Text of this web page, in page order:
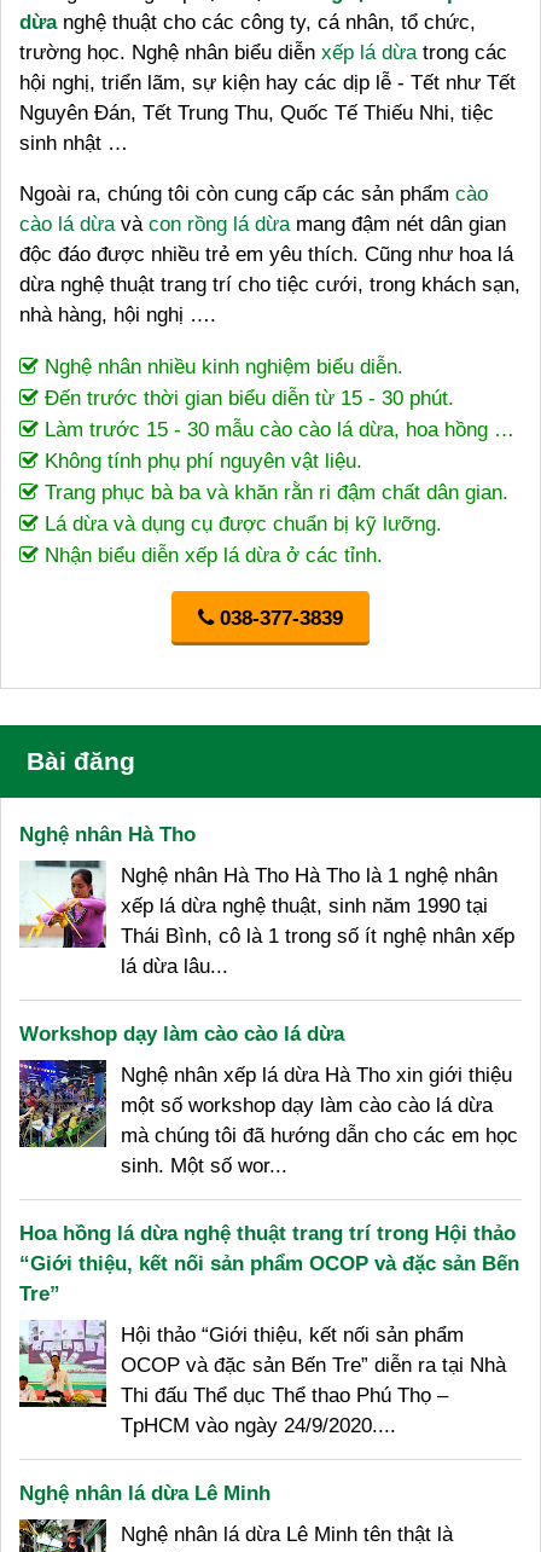
dừanghệ thuật cho các công ty, cá nhân, tổ chức,
trường học. Nghệ nhân biểu diễn xếp lá dừatrong các
hội nghị, triển lãm, sự kiện hay các dịp lễ - Tết như Tết
Nguyên Đán, Tết Trung Thu, Quốc Tế Thiếu Nhi, tiệc
sinh nhật …
Ngoài ra, chúng tôi còn cung cấp các sản phẩm cào
cào lá dừavà con rồng lá dừamang đậm nét dân gian
độc đáo được nhiều trẻ em yêu thích. Cũng như hoa lá
dừa nghệ thuật trang trí cho tiệc cưới, trong khách sạn,
nhà hàng, hội nghị ….
Nghệ nhân nhiều kinh nghiệm biểu diễn.
Đến trước thời gian biểu diễn từ 15 - 30 phút.
Làm trước 15 - 30 mẫu cào cào lá dừa, hoa hồng …
Không tính phụ phí nguyên vật liệu.
Trang phục bà ba và khăn rằn ri đậm chất dân gian.
Lá dừa và dụng cụ được chuẩn bị kỹ lưỡng.
Nhận biểu diễn xếp lá dừa ở các tỉnh.
038-377-3839
Bài đăng
Nghệ nhân Hà Tho
Nghệ nhân Hà Tho Hà Tho là 1 nghệ nhân
xếp lá dừa nghệ thuật, sinh năm 1990 tại
Thái Bình, cô là 1 trong số ít nghệ nhân xếp
lá dừa lâu...
Workshop dạy làm cào cào lá dừa
Nghệ nhân xếp lá dừa Hà Tho xin giới thiệu
một số workshop dạy làm cào cào lá dừa
mà chúng tôi đã hướng dẫn cho các em học
sinh. Một số wor...
Hoa hồng lá dừa nghệ thuật trang trí trong Hội thảo
“Giới thiệu, kết nối sản phẩm OCOP và đặc sản Bến
Tre”
Hội thảo “Giới thiệu, kết nối sản phẩm
OCOP và đặc sản Bến Tre” diễn ra tại Nhà
Thi đấu Thể dục Thể thao Phú Thọ –
TpHCM vào ngày 24/9/2020....
Nghệ nhân lá dừa Lê Minh
Nghệ nhân lá dừa Lê Minh tên thật là